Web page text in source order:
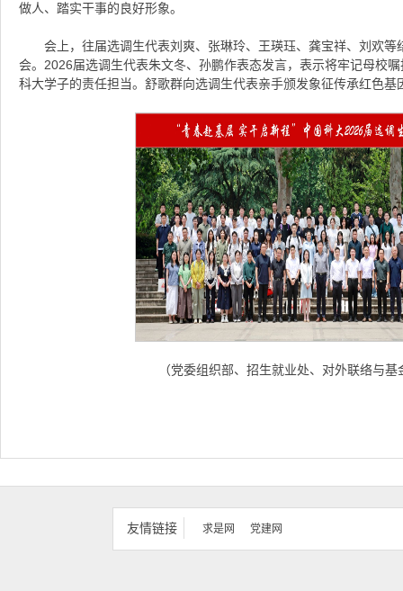
做人、踏实干事的良好形象。
会上，往届选调生代表刘爽、张琳玲、王瑛珏、龚宝祥、刘欢
会。2026届选调生代表朱文冬、孙鹏作表态发言，表示将牢记母校
科大学子的责任担当。舒歌群向选调生代表亲手颁发象征传承红色基
（党委组织部、招生就业处、对外联络与
友情链接 求是网 党建网